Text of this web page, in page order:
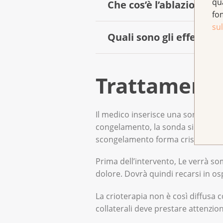
Che cos’è l’ablazione
Nella RFA, il calore viene
al tumore. La sonda viene
Prima dell’intervento, Le
alcun dolore. Dovrà quindi
Esistono anche trattamenti
Quali sono gli effetti
Gli effetti collaterali più
verificarsi sanguinamenti o
Il medico inserisce una sonda a
congelamento, la sonda si
scongelamento forma cristalli di
Prima dell’intervento, Le verrà
dolore. Dovrà quindi recarsi in
La crioterapia non è così diffusa
collaterali deve prestare